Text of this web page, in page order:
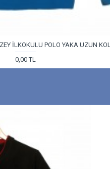
İLKOKULU POLO YAKA UZUN
0,00 TL